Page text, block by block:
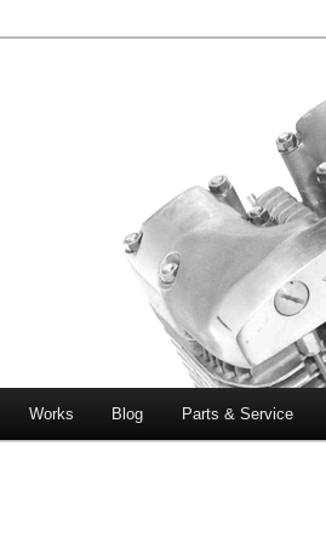
中古車専門店 オ
Works Blog Parts & Service